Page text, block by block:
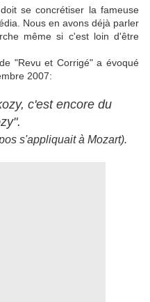
se concrétiser la fameuse
Nous en avons déjà parler
même si c'est loin d'être
"Revu et Corrigé" a évoqué
2007:
c'est encore du
s'appliquait à Mozart).